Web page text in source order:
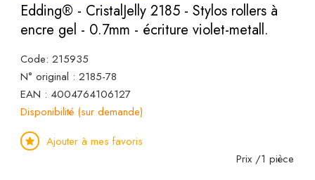
Edding® - CristalJelly 2185 - Stylos rollers à
encre gel - 0.7mm - écriture violet-metall.
Code: 215935
N° original : 2185-78
EAN : 4004764106127
Disponibilité (sur demande)
Ajouter à mes favoris
Prix /1 pièce